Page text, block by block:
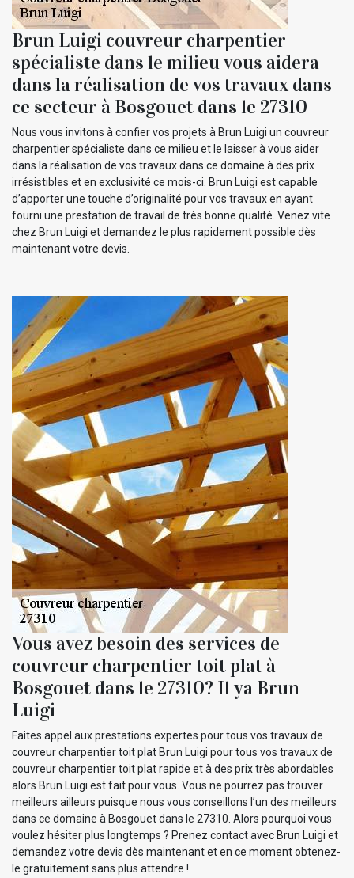
Brun Luigi couvreur charpentier
spécialiste dans le milieu vous aidera
dans la réalisation de vos travaux dans
ce secteur à Bosgouet dans le 27310
Nous vous invitons à confier vos projets à Brun Luigi un couvreur
charpentier spécialiste dans ce milieu et le laisser à vous aider
dans la réalisation de vos travaux dans ce domaine à des prix
irrésistibles et en exclusivité ce mois-ci. Brun Luigi est capable
d’apporter une touche d’originalité pour vos travaux en ayant
fourni une prestation de travail de très bonne qualité. Venez vite
chez Brun Luigi et demandez le plus rapidement possible dès
maintenant votre devis.
Vous avez besoin des services de
couvreur charpentier toit plat à
Bosgouet dans le 27310? Il ya Brun
Luigi
Faites appel aux prestations expertes pour tous vos travaux de
couvreur charpentier toit plat Brun Luigi pour tous vos travaux de
couvreur charpentier toit plat rapide et à des prix très abordables
alors Brun Luigi est fait pour vous. Vous ne pourrez pas trouver
meilleurs ailleurs puisque nous vous conseillons l’un des meilleurs
dans ce domaine à Bosgouet dans le 27310. Alors pourquoi vous
voulez hésiter plus longtemps ? Prenez contact avec Brun Luigi et
demandez votre devis dès maintenant et en ce moment obtenez-
le gratuitement sans plus attendre !